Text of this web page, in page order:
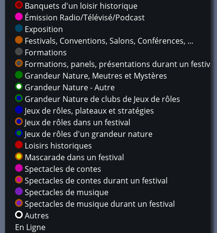
Banquets d'un loisir historique
Émission Radio/Télévisé/Podcast
Exposition
Festivals, Conventions, Salons, Conférences, ...
Formations
Formations, panels, présentations durant un festival
Grandeur Nature, Meutres et Mystères
Grandeur Nature - Autre
Grandeur Nature de clubs de Jeux de rôles
Jeux de rôles, plateaux et stratégies
Jeux de rôles dans un festival
Jeux de rôles d'un grandeur nature
Loisirs historiques
Mascarade dans un festival
Spectacles de contes
Spectacles de contes durant un festival
Spectacles de musique
Spectacles de musique durant un festival
Autres
En Ligne